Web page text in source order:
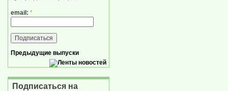
email: *
Предыдущие выпуски
Подписаться на